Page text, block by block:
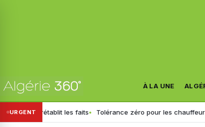
À LA UNE
URGENT
rétablit les faits Tolérance zéro pour les chauffeurs : la GN